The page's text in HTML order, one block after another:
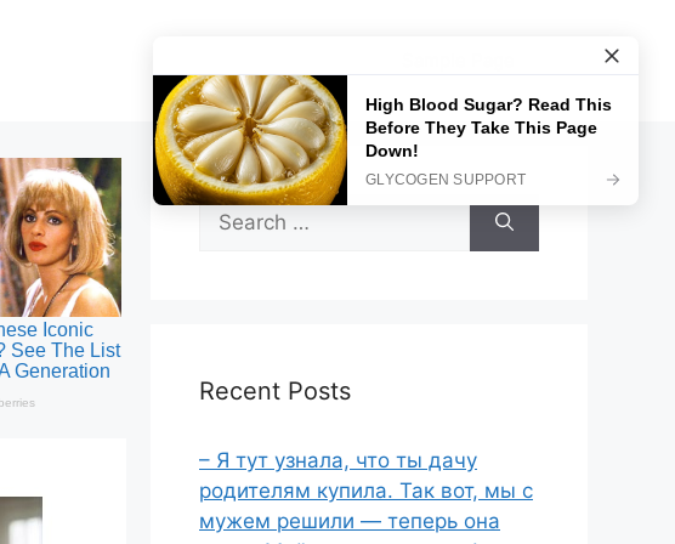
Search
for:
Recent Posts
– Я тут узнала, что ты дачу
родителям купила. Так вот, мы с
мужем решили — теперь она